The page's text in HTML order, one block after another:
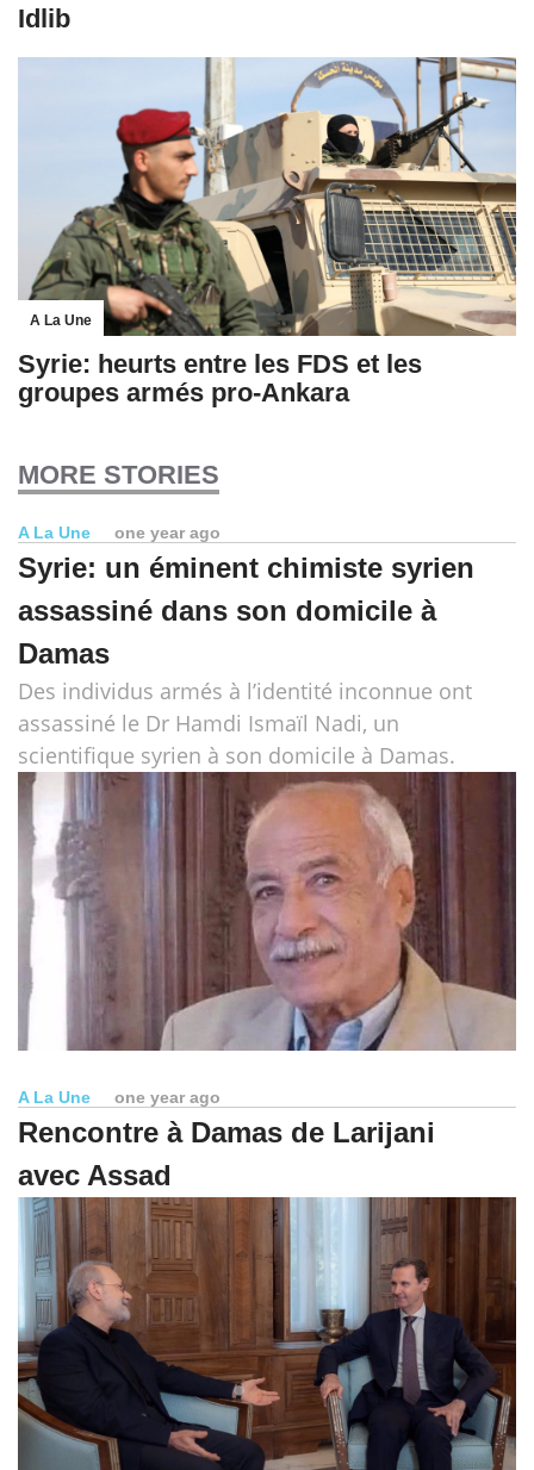
Idlib
A La Une
Syrie: heurts entre les FDS et les
groupes armés pro-Ankara
MORE STORIES
A La Une one year ago
Syrie: un éminent chimiste syrien
assassiné dans son domicile à
Damas
Des individus armés à l’identité inconnue ont
assassiné le Dr Hamdi Ismaïl Nadi, un
scientifique syrien à son domicile à Damas.
A La Une one year ago
Rencontre à Damas de Larijani
avec Assad